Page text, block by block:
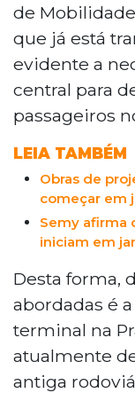
de
que já está
evidente a
central para
passageiros
LEIA TAMBÉM
Obras de
começar em
Semy afirma
iniciam em
Desta forma,
abordadas é
terminal na
atualmente
antiga